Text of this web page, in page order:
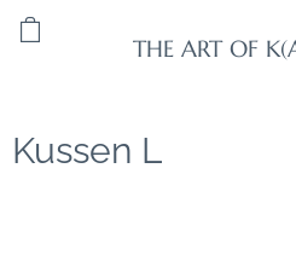
THE ART OF
Kussen L